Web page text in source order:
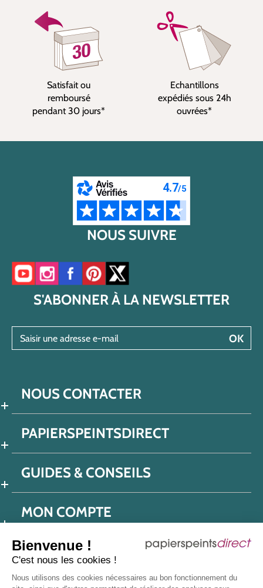
Bienvenue !
C'est nous les cookies !
Nous utilisons des cookies nécessaires au bon fonctionnement du
Satisfait ou
remboursé
pendant 30 jours*
Echantillons
expédiés sous 24h
ouvrées*
NOUS SUIVRE
Accéder à notre chaîne YouTube
Accéder à notre compte Instagram
Accéder à notre page Facebook
Accéder à notre compte Pinterest
Accéder à notre compte Twitter/X
S'ABONNER À LA NEWSLETTER
OK
NOUS CONTACTER
PAPIERSPEINTSDIRECT
GUIDES & CONSEILS
MON COMPTE